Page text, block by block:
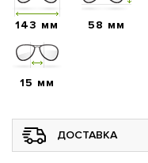
143 мм 58 мм
15 мм
ДОСТАВКА